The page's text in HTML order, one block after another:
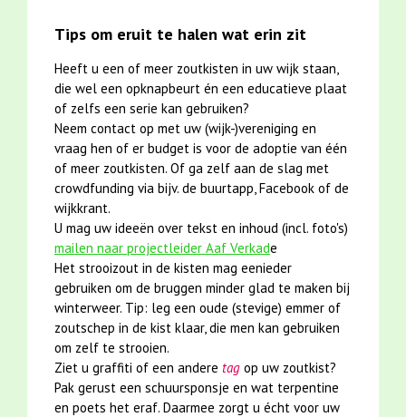
Tips om eruit te halen wat erin zit
Heeft u een of meer zoutkisten in uw wijk staan,
die wel een opknapbeurt én een educatieve plaat
of zelfs een serie kan gebruiken?
Neem contact op met uw (wijk-)vereniging en
vraag hen of er budget is voor de adoptie van één
of meer zoutkisten. Of ga zelf aan de slag met
crowdfunding via bijv. de buurtapp, Facebook of de
wijkkrant.
U mag uw ideeën over tekst en inhoud (incl. foto's)
mailen naar projectleider Aaf Verkade
Het strooizout in de kisten mag eenieder
gebruiken om de bruggen minder glad te maken bij
winterweer. Tip: leg een oude (stevige) emmer of
zoutschep in de kist klaar, die men kan gebruiken
om zelf te strooien.
Ziet u graffiti of een andere tag op uw zoutkist?
Pak gerust een schuursponsje en wat terpentine
en poets het eraf. Daarmee zorgt u écht voor uw